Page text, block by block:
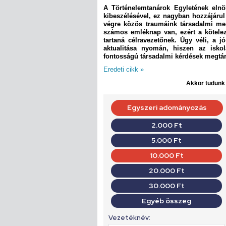
A Történelemtanárok Egyletének
kibeszélésével, ez nagyban
végre közös traumáink társadalmi
számos emléknap van, ezért a
tartaná célravezetőnek. Úgy véli, a
aktualitása nyomán, hiszen az
fontosságú társadalmi kérdések
Eredeti cikk »
Akkor tudunk